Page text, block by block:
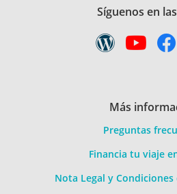
Síguenos en
Más
Preguntas
Financia tu viaje
Nota Legal y